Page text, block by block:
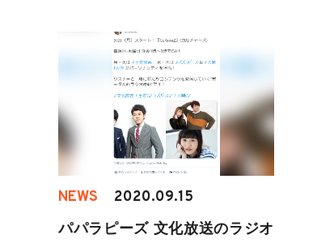
NEWS 2020.09.15
パパラピーズ 文化放送のラジオ